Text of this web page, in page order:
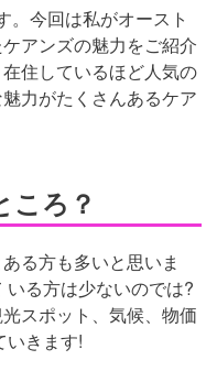
。今回は私がオースト
アンズの魅力をご紹介
住しているほど人気の
力がたくさんあるケア
ころ？
る方も多いと思いま
る方は少ないのでは?
スポット、気候、物価
いきます!